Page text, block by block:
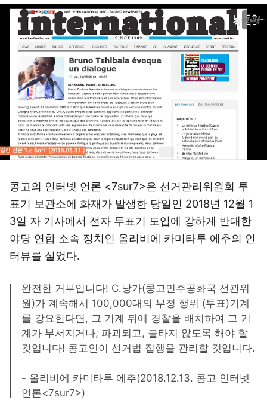
콩고의 인터넷 언론 <7sur7>은 선거관리위원회 투
표기 보관소에 화재가 발생한 당일인 2018년 12월 1
3일 자 기사에서 전자 투표기 도입에 강하게 반대한
야당 연합 소속 정치인 올리비에 카미타투 에추의 인
터뷰를 실었다.
완전한 거부입니다! C.낭가(콩고민주공화국 선관위
원)가 계속해서 100,000대의 부정 행위 (투표)기계
를 강요한다면, 그 기계 뒤에 경찰을 배치하여 그 기
계가 부서지거나, 파괴되고, 불타지 않도록 해야 할
것입니다! 콩고인이 선거법 집행을 관리할 것입니다.
- 올리비에 카미타투 에추(2018.12.13. 콩고 인터넷
언론<7sur7>)